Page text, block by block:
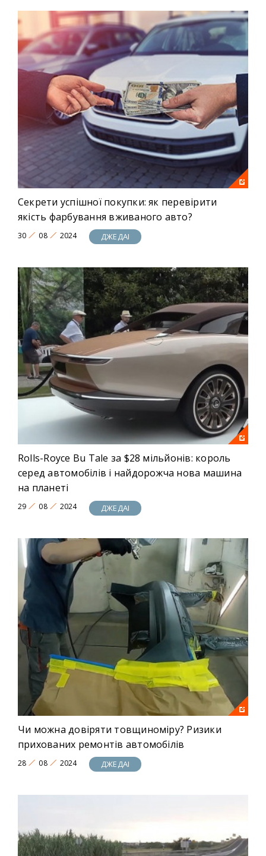
Секрети успішної покупки: як перевірити
якість фарбування вживаного авто?
30 08 2024 ДЖЕДАІ
Rolls-Royce Bu Tale за $28 мільйонів: король
серед автомобілів і найдорожча нова машина
на планеті
29 08 2024 ДЖЕДАІ
Чи можна довіряти товщиноміру? Ризики
прихованих ремонтів автомобілів
28 08 2024 ДЖЕДАІ